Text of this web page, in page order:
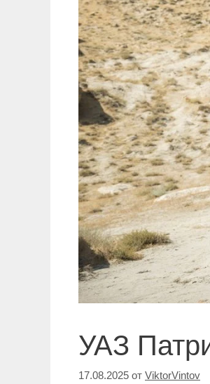
УАЗ
17.08.2025 от ViktorVintov